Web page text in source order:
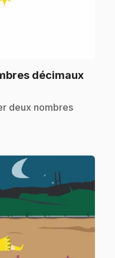
décimaux.
deux nombres